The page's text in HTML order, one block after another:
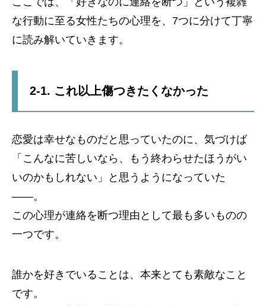
な行動に至る女性たちの心理を、7つに分けて丁寧
に読み解いていきます。
2-1. これ以上傷つきたくなかった
恋愛は幸せなものだと思っていたのに、気づけば
「こんなに苦しいなら、もう終わらせたほうがい
いのかもしれない」と思うようになっていた
――。
この心理が連絡を断つ理由として最も多いものの
一つです。
誰かを好きでいることは、本来とても素敵なこと
です。